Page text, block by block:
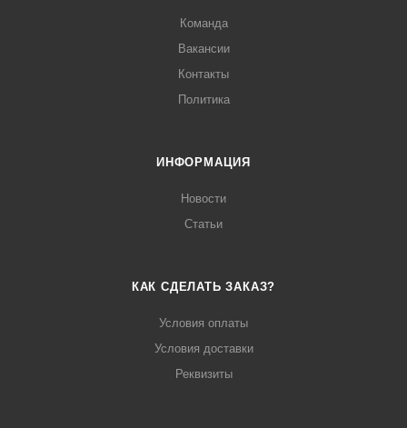
Команда
Вакансии
Контакты
Политика
ИНФОРМАЦИЯ
Новости
Статьи
КАК СДЕЛАТЬ ЗАКАЗ?
Условия оплаты
Условия доставки
Реквизиты